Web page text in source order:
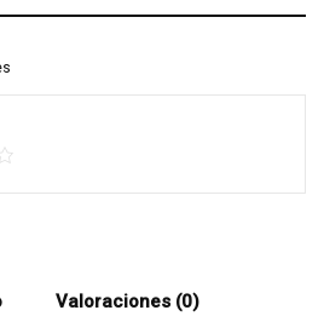
Valoraciones (0)